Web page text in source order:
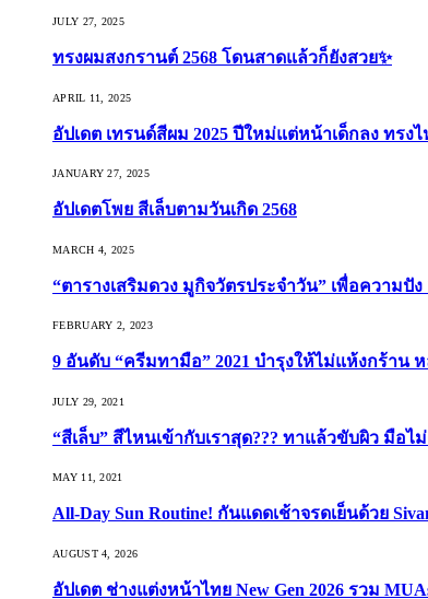
JULY 27, 2025
ทรงผมสงกรานต์ 2568 โดนสาดแล้วก็ยังสวย✨
APRIL 11, 2025
อัปเดต เทรนด์สีผม 2025 ปีใหม่แต่หน้าเด็กลง ทรง
JANUARY 27, 2025
อัปเดตโพย สีเล็บตามวันเกิด 2568
MARCH 4, 2025
“ตารางเสริมดวง มูกิจวัตรประจำวัน” เพื่อความปัง
FEBRUARY 2, 2023
9 อันดับ “ครีมทามือ” 2021 บำรุงให้ไม่แห้งกร้าน
JULY 29, 2021
“สีเล็บ” สีไหนเข้ากับเราสุด??? ทาแล้วขับผิว มือไ
MAY 11, 2021
All-Day Sun Routine! กันแดดเช้าจรดเย็นด้วย
AUGUST 4, 2026
อัปเดต ช่างแต่งหน้าไทย New Gen 2026 รวม